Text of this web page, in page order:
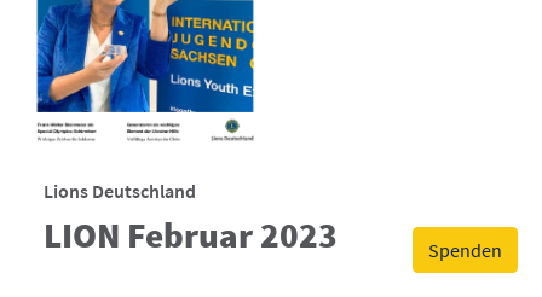
Spenden
Lions Deutschland
LION Februar 2023